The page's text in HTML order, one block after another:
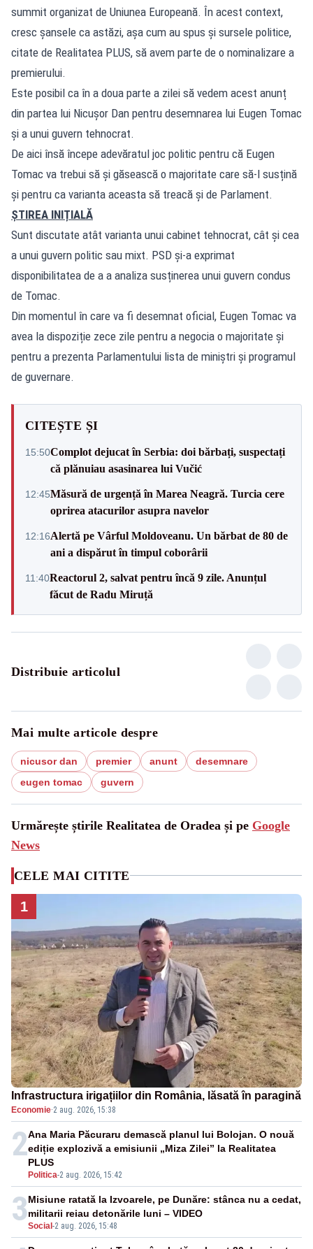
summit organizat de Uniunea Europeană. În acest context,
cresc șansele ca astăzi, așa cum au spus și sursele politice,
citate de Realitatea PLUS, să avem parte de o nominalizare a
premierului.
Este posibil ca în a doua parte a zilei să vedem acest anunț
din partea lui Nicușor Dan pentru desemnarea lui Eugen Tomac
și a unui guvern tehnocrat.
De aici însă începe adevăratul joc politic pentru că Eugen
Tomac va trebui să și găsească o majoritate care să-l susțină
și pentru ca varianta aceasta să treacă și de Parlament.
ȘTIREA INIȚIALĂ
Sunt discutate atât varianta unui cabinet tehnocrat, cât și cea
a unui guvern politic sau mixt. PSD și-a exprimat
disponibilitatea de a a analiza susținerea unui guvern condus
de Tomac.
Din momentul în care va fi desemnat oficial, Eugen Tomac va
avea la dispoziție zece zile pentru a negocia o majoritate și
pentru a prezenta Parlamentului lista de miniștri și programul
de guvernare.
CITEȘTE ȘI
15:50Complot dejucat în Serbia: doi bărbați, suspectați
că plănuiau asasinarea lui Vučić
12:45Măsură de urgență în Marea Neagră. Turcia cere
oprirea atacurilor asupra navelor
12:16Alertă pe Vârful Moldoveanu. Un bărbat de 80 de
ani a dispărut în timpul coborârii
11:40Reactorul 2, salvat pentru încă 9 zile. Anunțul
făcut de Radu Miruță
Distribuie articolul
Mai multe articole despre
nicusor dan premier anunt
desemnare
eugen tomac
guvern
Urmărește știrile Realitatea de Oradea și pe Google
News
CELE MAI CITITE
1
Infrastructura irigațiilor din România, lăsată în paragină
Economie·2 aug. 2026, 15:38
2
Politica-2 aug. 2026, 15:42
Ana Maria Păcuraru demască planul lui Bolojan. O nouă
ediție explozivă a emisiunii „Miza Zilei” la Realitatea
PLUS
3Social -2 aug. 2026, 15:48
Misiune ratată la Izvoarele, pe Dunăre: stânca nu a cedat,
militarii reiau detonările luni – VIDEO